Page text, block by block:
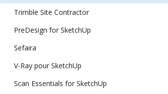
Trimble Site Contractor
PreDesign for SketchUp
Sefaira
V-Ray pour SketchUp
Scan Essentials for SketchUp